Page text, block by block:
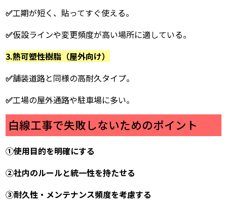
✅工期が短く、貼ってすぐ使える。
✅仮設ラインや変更頻度が高い場所に適している。
3.熱可塑性樹脂（屋外向け）
✅舗装道路と同様の高耐久タイプ。
✅工場の屋外通路や駐車場に多い。
白線工事で失敗しないためのポイント
①使用目的を明確にする
②社内のルールと統一性を持たせる
③耐久性・メンテナンス頻度を考慮する